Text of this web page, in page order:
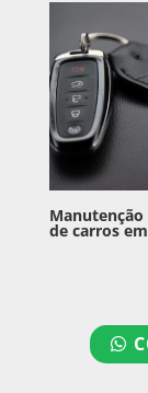
Manutenção
de carros